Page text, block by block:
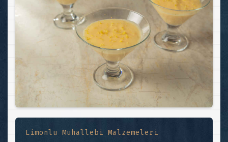
Limonlu Muhallebi Malzemeleri